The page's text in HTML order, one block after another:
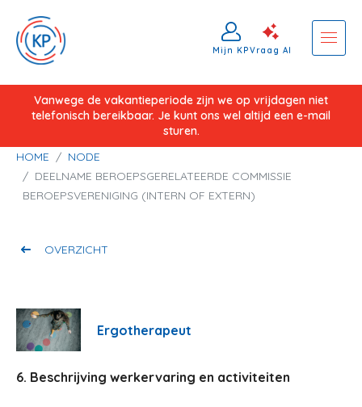
Overslaan
inhoud
Vanwege de vakantieperiode zijn we op vrijdagen niet
telefonisch bereikbaar. Je kunt ons wel altijd een e-mail
sturen.
Mijn KPVraag AI
Kruimelpad
HOME
NODE
DEELNAME BEROEPSGERELATEERDE COMMISSIE
BEROEPSVERENIGING (INTERN OF EXTERN)
OVERZICHT
Ergotherapeut
6. Beschrijving werkervaring en activiteiten